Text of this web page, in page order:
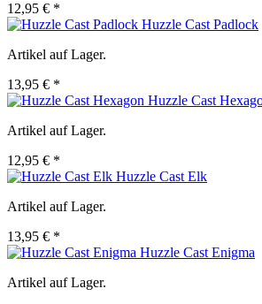
12,95 € *
Huzzle Cast Padlock
Artikel auf Lager.
13,95 € *
Huzzle Cast
Artikel auf Lager.
12,95 € *
Huzzle Cast Elk
Artikel auf Lager.
13,95 € *
Huzzle Cast Enigma
Artikel auf Lager.